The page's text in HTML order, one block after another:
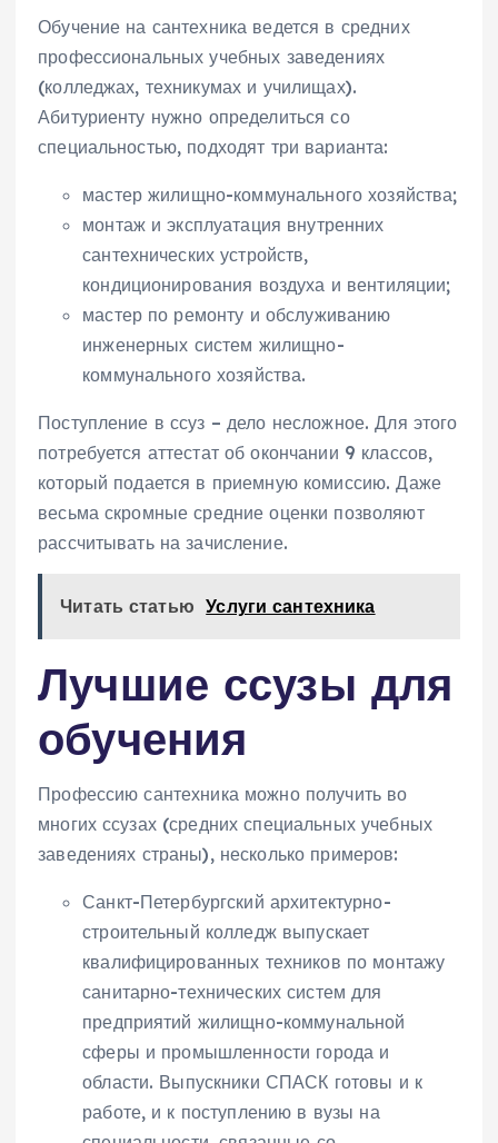
Обучение на сантехника ведется в средних
профессиональных учебных заведениях
(колледжах, техникумах и училищах).
Абитуриенту нужно определиться со
специальностью, подходят три варианта:
мастер жилищно-коммунального хозяйства;
монтаж и эксплуатация внутренних
сантехнических устройств,
кондиционирования воздуха и вентиляции;
мастер по ремонту и обслуживанию
инженерных систем жилищно-
коммунального хозяйства.
Поступление в ссуз – дело несложное. Для этого
потребуется аттестат об окончании 9 классов,
который подается в приемную комиссию. Даже
весьма скромные средние оценки позволяют
рассчитывать на зачисление.
Читать статью Услуги сантехника
Лучшие ссузы для
обучения
Профессию сантехника можно получить во
многих ссузах (средних специальных учебных
заведениях страны), несколько примеров:
Санкт-Петербургский архитектурно-
строительный колледж выпускает
квалифицированных техников по монтажу
санитарно-технических систем для
предприятий жилищно-коммунальной
сферы и промышленности города и
области. Выпускники СПАСК готовы и к
работе, и к поступлению в вузы на